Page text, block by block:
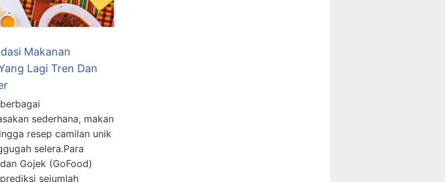
Makanan
Lagi Tren Dan
sederhana, makan
resep camilan unik
selera.Para
Gojek (GoFood)
sejumlah